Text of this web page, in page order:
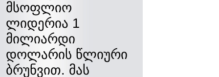
მსოფლიო
ლიდერია 1
მილიარდი
დოლარის წლიური
ბრუნვით. მას